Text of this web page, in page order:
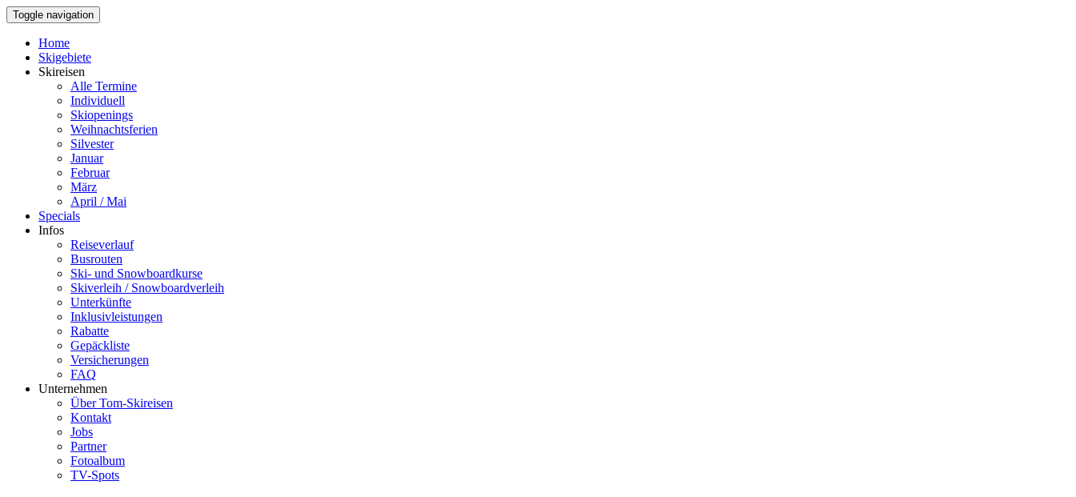
Toggle navigation
Home
Skigebiete
Skireisen
Alle Termine
Individuell
Skiopenings
Weihnachtsferien
Silvester
Januar
Februar
März
April / Mai
Specials
Infos
Reiseverlauf
Busrouten
Ski- und Snowboardkurse
Skiverleih / Snowboardverleih
Unterkünfte
Inklusivleistungen
Rabatte
Gepäckliste
Versicherungen
FAQ
Unternehmen
Über Tom-Skireisen
Kontakt
Jobs
Partner
Fotoalbum
TV-Spots